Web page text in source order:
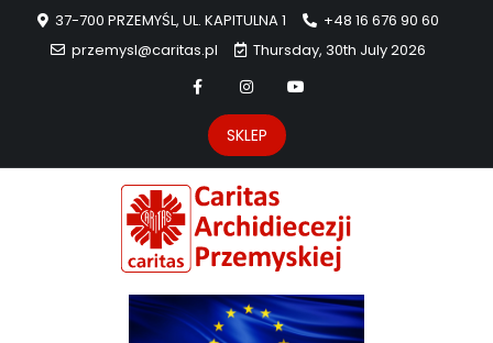
37-700 PRZEMYŚL, UL. KAPITULNA 1
+48 16 676 90 60
przemysl@caritas.pl
Thursday, 30th July 2026
SKLEP